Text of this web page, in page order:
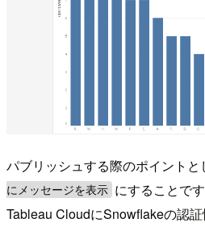
パブリッシュする際のポイントと
にメッセージを表示 にすることで
Tableau CloudにSnowflakeの認